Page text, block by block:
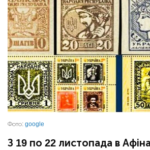
Фото: google
З 19 по 22 листопада в